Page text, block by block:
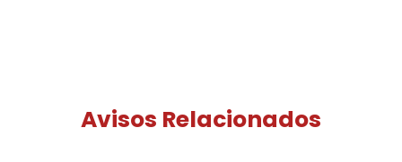
Avisos Relacionados